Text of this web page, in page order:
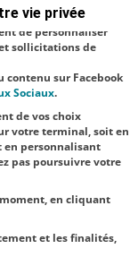
vie privée
de personnaliser
sollicitations de
contenu sur Facebook
Sociaux.
de vos choix
votre terminal, soit en
en personnalisant
pas poursuivre votre
en cliquant
et les finalités,